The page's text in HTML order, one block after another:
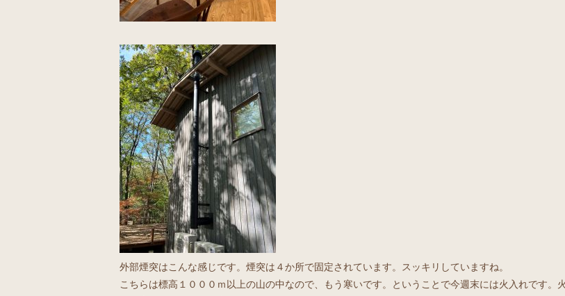
外部煙突はこんな感じです。煙突は４か所で固定されています。スッキリしていますね。
こちらは標高１０００ｍ以上の山の中なので、もう寒いです。ということで今週末には火入れです。